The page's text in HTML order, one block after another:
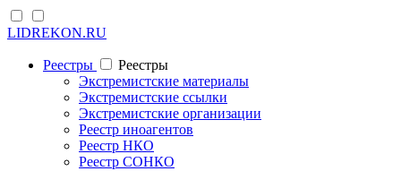
LIDREKON.RU
Реестры
Реестры
Экстремистские материалы
Экстремистские ссылки
Экстремистские организации
Реестр иноагентов
Реестр НКО
Реестр СОНКО